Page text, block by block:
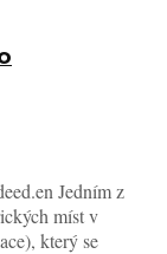
Jedním z
míst v
který se